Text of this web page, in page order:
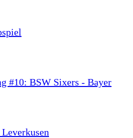
#10: BSW Sixers - Bayer